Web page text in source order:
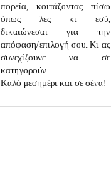
πορεία, κοιτάζοντας πίσω
όπως λες κι εσύ,
δικαιώνεσαι για την
απόφαση/επιλογή σου. Κι ας
συνεχίζουνε να σε
κατηγορούν.......
Καλό μεσημέρι και σε σένα!